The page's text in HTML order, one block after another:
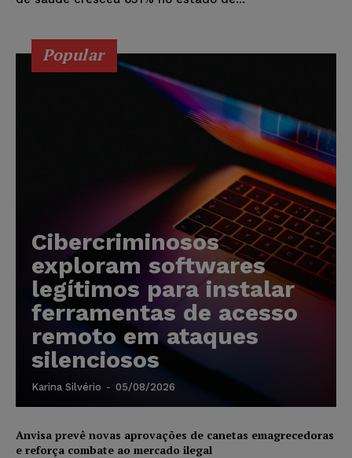
Popular
Cibercriminosos
exploram softwares
legítimos para instalar
ferramentas de acesso
remoto em ataques
silenciosos
Karina Silvério - 05/08/2026
Anvisa prevê novas aprovações de canetas emagrecedoras
e reforça combate ao mercado ilegal